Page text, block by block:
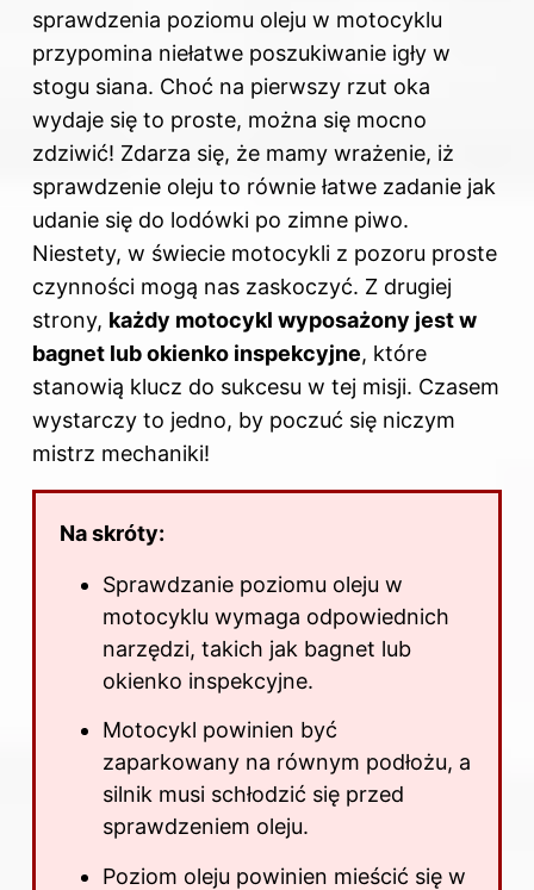
sprawdzenia poziomu oleju w motocyklu
przypomina niełatwe poszukiwanie igły w
stogu siana. Choć na pierwszy rzut oka
wydaje się to proste, można się mocno
zdziwić! Zdarza się, że mamy wrażenie, iż
sprawdzenie oleju to równie łatwe zadanie jak
udanie się do lodówki po zimne piwo.
Niestety, w świecie motocykli z pozoru proste
czynności mogą nas zaskoczyć. Z drugiej
strony, każdy motocykl wyposażony jest w
bagnet lub okienko inspekcyjne, które
stanowią klucz do sukcesu w tej misji. Czasem
wystarczy to jedno, by poczuć się niczym
mistrz mechaniki!
Na skróty:
Sprawdzanie poziomu oleju w
motocyklu wymaga odpowiednich
narzędzi, takich jak bagnet lub
okienko inspekcyjne.
Motocykl powinien być
zaparkowany na równym podłożu, a
silnik musi schłodzić się przed
sprawdzeniem oleju.
Poziom oleju powinien mieścić się w